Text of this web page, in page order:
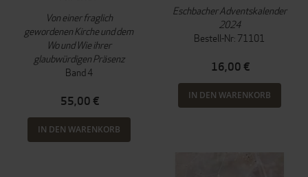
Von einer fraglich
gewordenen Kirche und dem
Wo und Wie ihrer
glaubwürdigen Präsenz
Band 4
55,00 €
IN DEN WARENKORB
Eschbacher Adventskalender
2024
Bestell-Nr: 71101
16,00 €
IN DEN WARENKORB